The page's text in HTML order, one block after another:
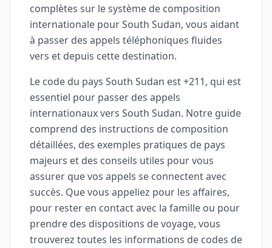
complètes sur le système de composition
internationale pour South Sudan, vous aidant
à passer des appels téléphoniques fluides
vers et depuis cette destination.
Le code du pays South Sudan est +211, qui est
essentiel pour passer des appels
internationaux vers South Sudan. Notre guide
comprend des instructions de composition
détaillées, des exemples pratiques de pays
majeurs et des conseils utiles pour vous
assurer que vos appels se connectent avec
succès. Que vous appeliez pour les affaires,
pour rester en contact avec la famille ou pour
prendre des dispositions de voyage, vous
trouverez toutes les informations de codes de